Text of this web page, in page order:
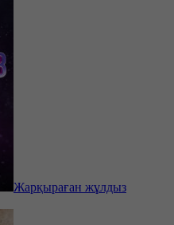
Жарқыраған жұлдыз